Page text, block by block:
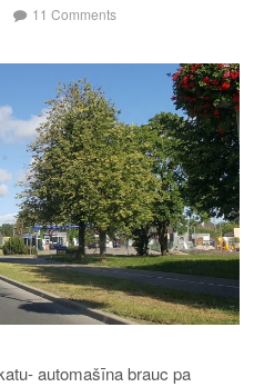
11 Comments
automašīna brauc pa